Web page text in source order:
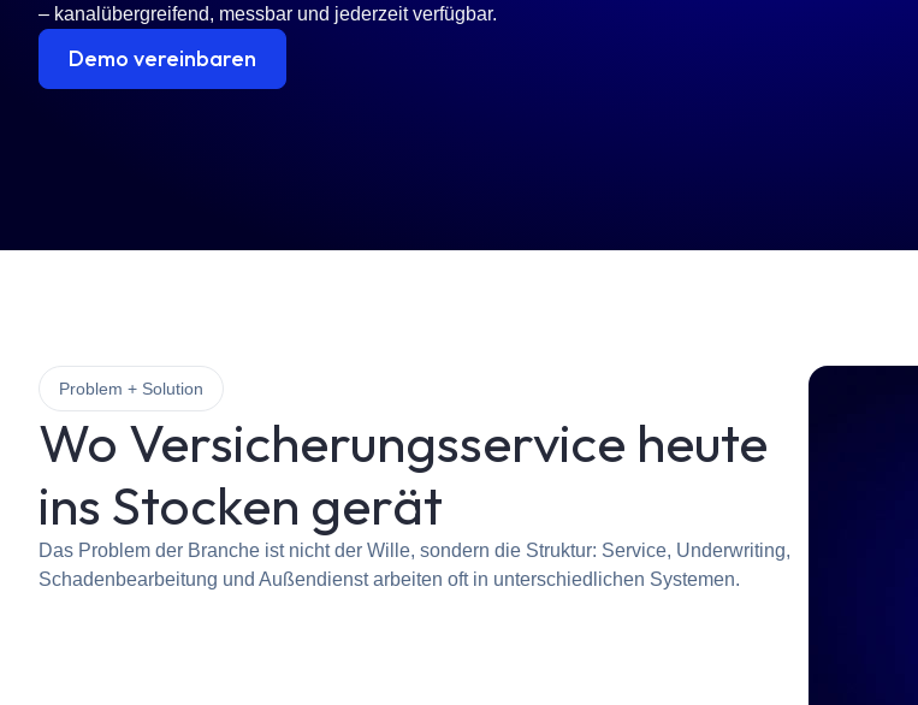
– kanalübergreifend, messbar und jederzeit verfügbar.
Demo vereinbaren
Problem + Solution
Wo Versicherungsservice heute
ins Stocken gerät
Das Problem der Branche ist nicht der Wille, sondern die Struktur: Service, Underwriting,
Schadenbearbeitung und Außendienst arbeiten oft in unterschiedlichen Systemen.